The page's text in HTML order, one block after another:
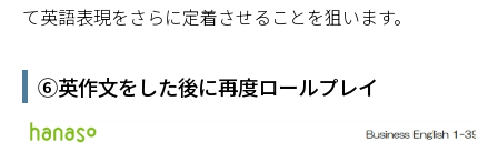
て英語表現をさらに定着させることを狙います。
⑥英作文をした後に再度ロールプレイ